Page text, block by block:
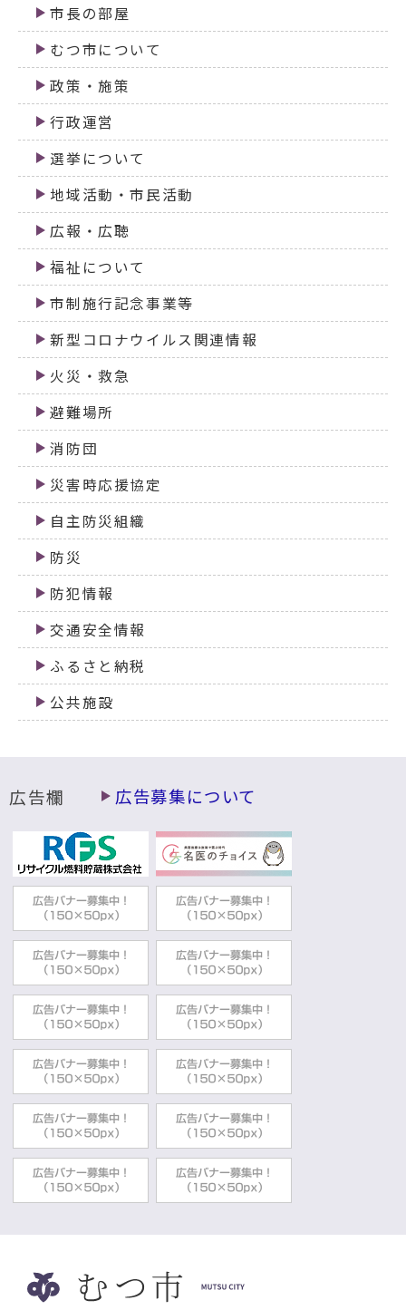
市長の部屋
むつ市について
政策・施策
行政運営
選挙について
地域活動・市民活動
広報・広聴
福祉について
市制施行記念事業等
新型コロナウイルス関連情報
火災・救急
避難場所
消防団
災害時応援協定
自主防災組織
防災
防犯情報
交通安全情報
ふるさと納税
公共施設
広告欄 広告募集について